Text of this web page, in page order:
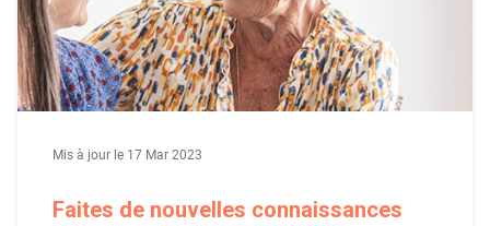
Mis à jour le 17 Mar 2023
Faites de nouvelles connaissances